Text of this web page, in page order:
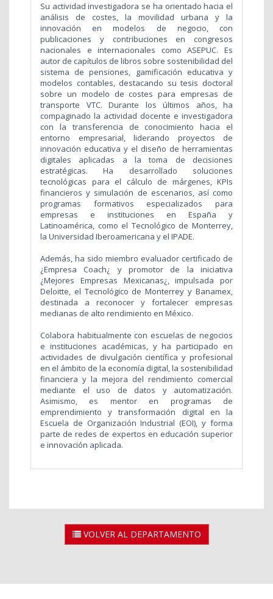
Su actividad investigadora se ha orientado hacia el
análisis de costes, la movilidad urbana y la
innovación en modelos de negocio, con
publicaciones y contribuciones en congresos
nacionales e internacionales como ASEPUC. Es
autor de capítulos de libros sobre sostenibilidad del
sistema de pensiones, gamificación educativa y
modelos contables, destacando su tesis doctoral
sobre un modelo de costes para empresas de
transporte VTC. Durante los últimos años, ha
compaginado la actividad docente e investigadora
con la transferencia de conocimiento hacia el
entorno empresarial, liderando proyectos de
innovación educativa y el diseño de herramientas
digitales aplicadas a la toma de decisiones
estratégicas. Ha desarrollado soluciones
tecnológicas para el cálculo de márgenes, KPIs
financieros y simulación de escenarios, así como
programas formativos especializados para
empresas e instituciones en España y
Latinoamérica, como el Tecnológico de Monterrey,
la Universidad Iberoamericana y el IPADE.
Además, ha sido miembro evaluador certificado de
¿Empresa Coach¿ y promotor de la iniciativa
¿Mejores Empresas Mexicanas¿, impulsada por
Deloitte, el Tecnológico de Monterrey y Banamex,
destinada a reconocer y fortalecer empresas
medianas de alto rendimiento en México.
Colabora habitualmente con escuelas de negocios
e instituciones académicas, y ha participado en
actividades de divulgación científica y profesional
en el ámbito de la economía digital, la sostenibilidad
financiera y la mejora del rendimiento comercial
mediante el uso de datos y automatización.
Asimismo, es mentor en programas de
emprendimiento y transformación digital en la
Escuela de Organización Industrial (EOI), y forma
parte de redes de expertos en educación superior
e innovación aplicada.
VOLVER AL DEPARTAMENTO